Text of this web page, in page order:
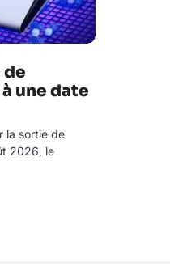
de
une date
la sortie de
2026, le